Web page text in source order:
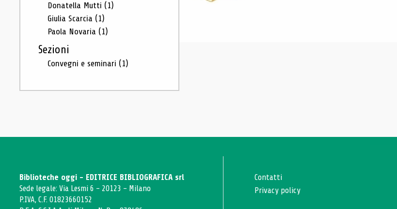
Donatella Mutti (1)
Giulia Scarcia (1)
Paola Novaria (1)
Sezioni
Convegni e seminari (1)
Biblioteche oggi - EDITRICE BIBLIOGRAFICA srl
Sede legale: Via Lesmi 6 - 20123 - Milano
P.IVA, C.F. 01823660152
Contatti
Privacy policy